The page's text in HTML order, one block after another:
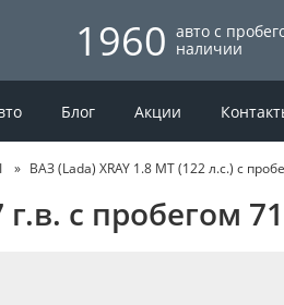
1960 авто с
наличии
Блог Акции
I ВАЗ (Lada) XRAY 1.8 MT (122 л.с.) с
г.в. с пробегом